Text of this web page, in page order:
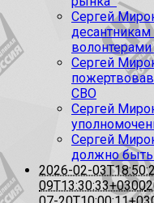
Сергей
десантникам
Сергей
СВО
Сергей
Сергей
должно
2026-02-
09T13:30:33+0300